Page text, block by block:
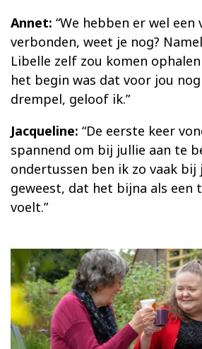
Annet: “We hebben er wel een
verbonden, weet je nog?
Libelle zelf zou komen
het begin was dat voor jou nog
drempel, geloof ik.”
Jacqueline: “De eerste keer
spannend om bij jullie aan te
ondertussen ben ik zo vaak bij
geweest, dat het bijna als een
voelt.”